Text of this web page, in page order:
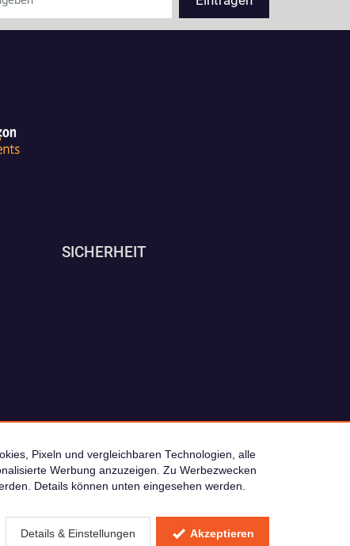
SICHERHEIT
© 2026 camping4you
Pixeln und vergleichbaren Technologien, alle
Werbung anzuzeigen. Zu Werbezwecken
Details können unten eingesehen werden.
Details & Einstellungen Akzeptieren